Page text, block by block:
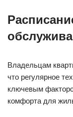
Владельцам
что регулярное
ключевым
комфорта для